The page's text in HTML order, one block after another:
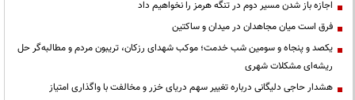
اجازه باز شدن مسیر دوم در تنگه هرمز را نخواهیم داد
فرق است میان مجاهدان در میدان و ساکتین
یکصد و پنجاه و سومین شب خدمت؛ موکب شهدای رزکان، تریبون مردم و مطالبه‌گر حل
ریشه‌ای مشکلات شهری
هشدار حاجی دلیگانی درباره تغییر سهم دریای خزر و مخالفت با واگذاری امتیاز